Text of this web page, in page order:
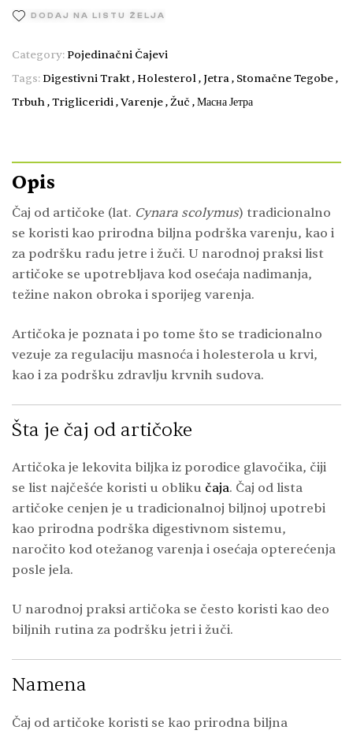
DODAJ NA LISTU ŽELJA
Category: Pojedinačni Čajevi
Tags: Digestivni Trakt, Holesterol, Jetra, Stomačne Tegobe,
Trbuh,Trigliceridi,Varenje,Žuč ,Масна Јетра
Opis
Čaj od artičoke (lat. Cynara scolymus) tradicionalno
se koristi kao prirodna biljna podrška varenju, kao i
za podršku radu jetre i žuči. U narodnoj praksi list
artičoke se upotrebljava kod osećaja nadimanja,
težine nakon obroka i sporijeg varenja.
Artičoka je poznata i po tome što se tradicionalno
vezuje za regulaciju masnoća i holesterola u krvi,
kao i za podršku zdravlju krvnih sudova.
Šta je čaj od artičoke
Artičoka je lekovita biljka iz porodice glavočika, čiji
se list najčešće koristi u obliku čaja. Čaj od lista
artičoke cenjen je u tradicionalnoj biljnoj upotrebi
kao prirodna podrška digestivnom sistemu,
naročito kod otežanog varenja i osećaja opterećenja
posle jela.
U narodnoj praksi artičoka se često koristi kao deo
biljnih rutina za podršku jetri i žuči.
Namena
Čaj od artičoke koristi se kao prirodna biljna